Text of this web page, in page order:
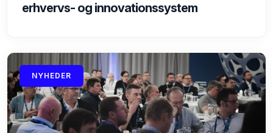
erhvervs- og innovationssystem
NYHEDER